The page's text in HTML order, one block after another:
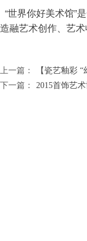
“世界你好美术馆”
造融艺术创作、艺
上一篇：
【瓷艺釉彩
下一篇：
2015首饰艺